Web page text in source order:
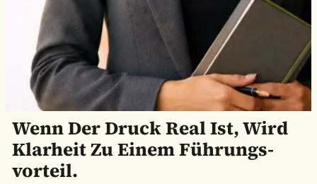
Wenn Der Druck Real Ist, Wird
Klarheit Zu Einem Führungs­
Vorteil.